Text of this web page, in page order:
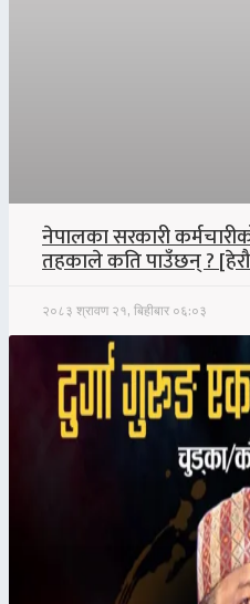
नेपालका सरकारी
तहकाले कति पाउँछन् ?
२०८३ श्रावण २१, बिहीबार ०६:०३